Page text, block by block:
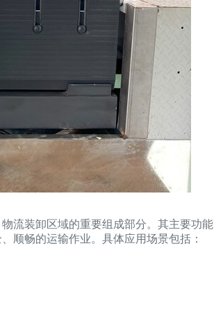
流装卸区域的重要组成部分。其主要功能
顺畅的运输作业。具体应用场景包括：